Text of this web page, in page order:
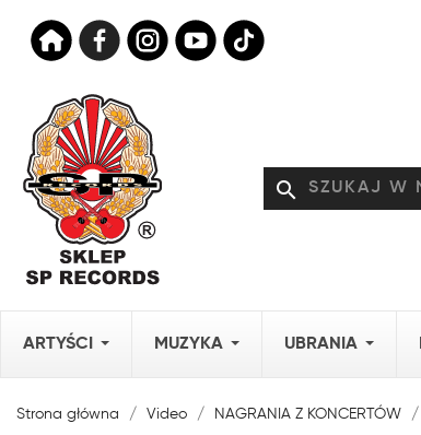
search
ARTYŚCI MUZYKA UBRANIA
Strona główna Video NAGRANIA Z KONCERTÓW